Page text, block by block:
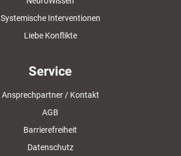
Systemische Interventionen
Liebe Konflikte
Service
Ansprechpartner / Kontakt
AGB
Barrierefreiheit
Datenschutz